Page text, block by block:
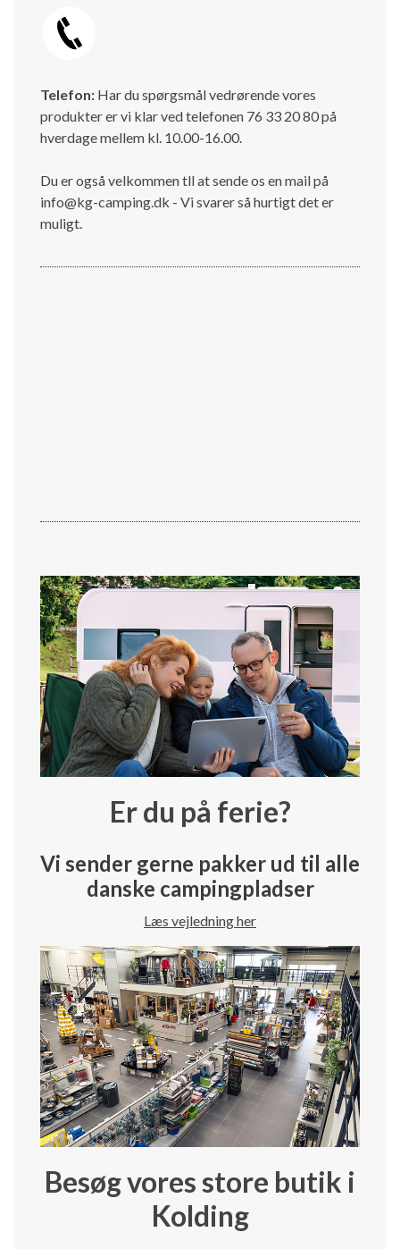
Telefon: Har du spørgsmål vedrørende vores
produkter er vi klar ved telefonen 76 33 20 80 på
hverdage mellem kl. 10.00-16.00.
Du er også velkommen tll at sende os en mail på
info@kg-camping.dk - Vi svarer så hurtigt det er
muligt.
Er du på ferie?
Vi sender gerne pakker ud til alle
danske campingpladser
Læs vejledning her
Besøg vores store butik i
Kolding